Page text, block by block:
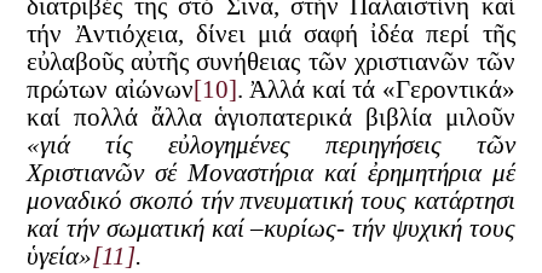
διατριβές της στό Σινᾶ, στήν Παλαιστίνη καί
τήν Ἀντιόχεια, δίνει μιά σαφή ἰδέα περί τῆς
εὐλαβοῦς αὐτῆς συνήθειας τῶν χριστιανῶν τῶν
πρώτων αἰώνων[10]. Ἀλλά καί τά «Γεροντικά»
καί πολλά ἄλλα ἁγιοπατερικά βιβλία μιλοῦν
«γιά τίς εὐλογημένες περιηγήσεις τῶν
Χριστιανῶν σέ Μοναστήρια καί ἐρημητήρια μέ
μοναδικό σκοπό τήν πνευματική τους κατάρτησι
καί τήν σωματική καί –κυρίως- τήν ψυχική τους
ὑγεία»[11].